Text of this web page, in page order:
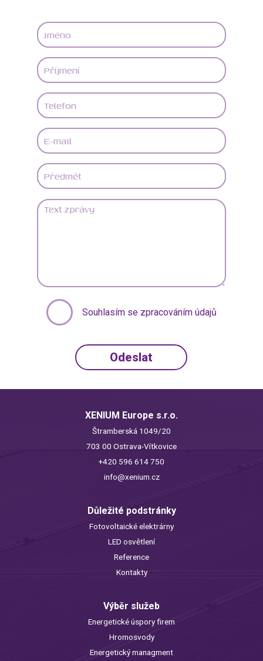
Souhlasím se zpracováním údajů
XENIUM Europe s.r.o.
Štramberská 1049/20
703 00 Ostrava-Vítkovice
+420 596 614 750
info@xenium.cz
Důležité podstránky
Fotovoltaické elektrárny
LED osvětlení
Reference
Kontakty
Výběr služeb
Energetické úspory firem
Hromosvody
Energetický managment